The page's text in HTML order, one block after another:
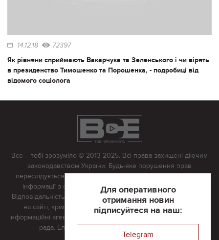
14.12.18 72397
Як рівняни сприймають Вакарчука та Зеленського і чи вірять
в президенство Тимошенко та Порошенка, - подробиці від
відомого соціолога
Для оперативного
отримання новин
підписуйтеся на наш:
Telegram
Все – тобі зрозуміло © 2013-2025. Всі права захищені діючим
законодавством України. Будь-яке порушення прав
переслідується в судовому порядку. Будь-яке відтворення
інформації з сайту тільки з письмово дозволу редакції.
Відповідальність за достовірність усіх матеріалів, розміщених
на сайті, крім матеріалів, які містять посилання на інші
інформаційні агентства або інтернет-видання, несе редакційна
рада. Електронна пошта: